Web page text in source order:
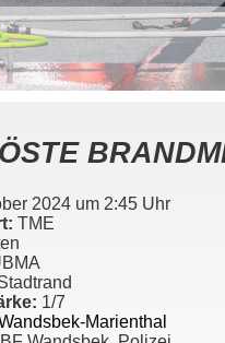
2024 um 2:45 Uhr
TME
1/7
Marienthal